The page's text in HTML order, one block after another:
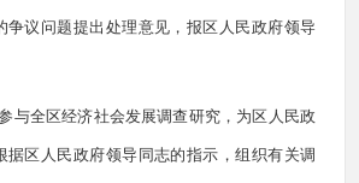
争议问题提出处理意见，报区人民政府领导
与全区经济社会发展调查研究，为区 人民政
据区人民政府领导同志的指示，组织有关调